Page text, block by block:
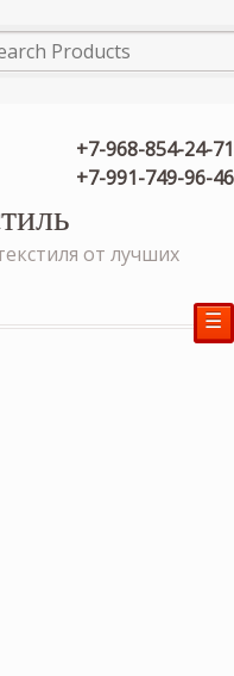
+7-968-854-24-71
+7-991-749-96-46
от лучших
☰